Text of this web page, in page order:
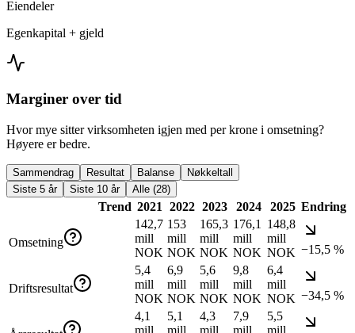
Eiendeler
Egenkapital + gjeld
Marginer over tid
Hvor mye sitter virksomheten igjen med per krone i omsetning?
Høyere er bedre.
Sammendrag Resultat Balanse
Nøkkeltall
Siste 5 år
Siste 10 år Alle (28)
Trend 2021 2022 2023 2024 2025 Endring
Omsetning
142,7
mill
NOK
153
mill
NOK
165,3
mill
NOK
176,1
mill
NOK
148,8
mill
NOK −15,5 %
Driftsresultat
5,4
mill
NOK
6,9
mill
NOK
5,6
mill
NOK
9,8
mill
NOK
6,4
mill
NOK −34,5 %
4,1
mill
5,1
mill
4,3
mill
7,9
mill
5,5
mill